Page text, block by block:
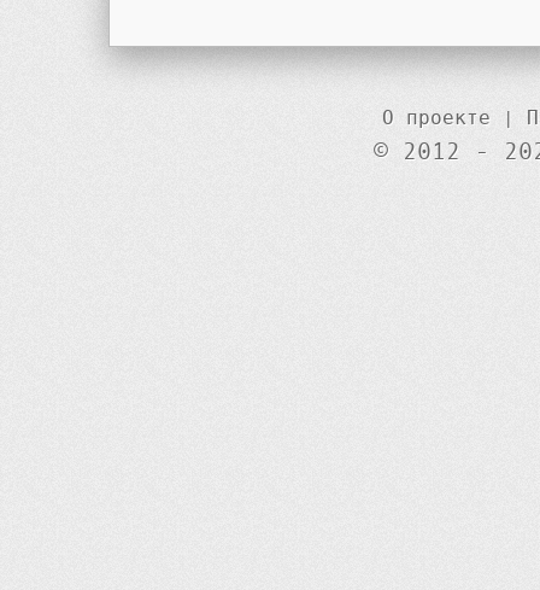
О проекте |
© 2012 -